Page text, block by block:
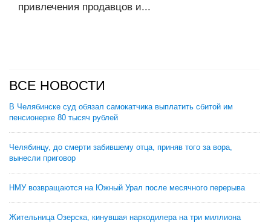
привлечения продавцов и...
ВСЕ НОВОСТИ
В Челябинске суд обязал самокатчика выплатить сбитой им
пенсионерке 80 тысяч рублей
Челябинцу, до смерти забившему отца, приняв того за вора,
вынесли приговор
НМУ возвращаются на Южный Урал после месячного перерыва
Жительница Озерска, кинувшая наркодилера на три миллиона